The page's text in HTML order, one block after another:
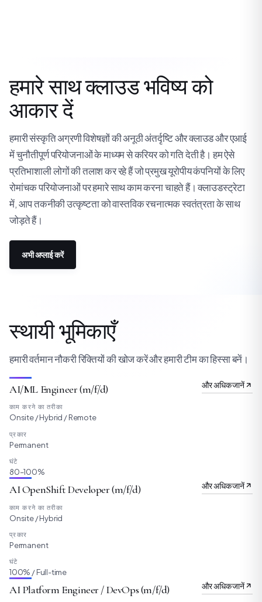
हमारे साथ क्लाउड भविष्य को
आकार दें
हमारी संस्कृति अग्रणी विशेषज्ञों की अनूठी अंतर्दृष्टि और क्लाउड और एआई
में चुनौतीपूर्ण परियोजनाओं के माध्यम से करियर को गति देती है। हम ऐसे
प्रतिभाशाली लोगों की तलाश कर रहे हैं जो प्रमुख यूरोपीय कंपनियों के लिए
रोमांचक परियोजनाओं पर हमारे साथ काम करना चाहते हैं। क्लाउडस्ट्रेटा
में, आप तकनीकी उत्कृष्टता को वास्तविक रचनात्मक स्वतंत्रता के साथ
जोड़ते हैं।
अभी अप्लाई करें
स्थायी भूमिकाएँ
हमारी वर्तमान नौकरी रिक्तियों की खोज करें और हमारी टीम का हिस्सा बनें।
AI/ML Engineer (m/f/d)
काम करने का तरीका
Onsite / Hybrid / Remote
प्रकार
Permanent
घंटे
80–100%
और अधिक जानें
AI OpenShift Developer (m/f/d)
काम करने का तरीका
Onsite / Hybrid
प्रकार
Permanent
घंटे
100% / Full-time
और अधिक जानें
AI Platform Engineer / DevOps (m/f/d) और अधिक जानें